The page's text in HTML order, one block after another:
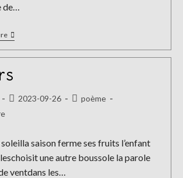
de…
Mémoires
Publication
2023-09-26
Postpoème
saison ferme ses fruits l’enfant
une autre boussole la parole
ventdans les…